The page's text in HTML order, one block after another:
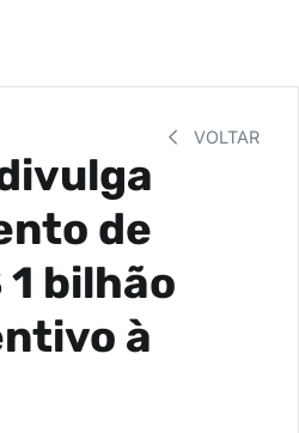
VOLTAR
de
1 bilhão
à